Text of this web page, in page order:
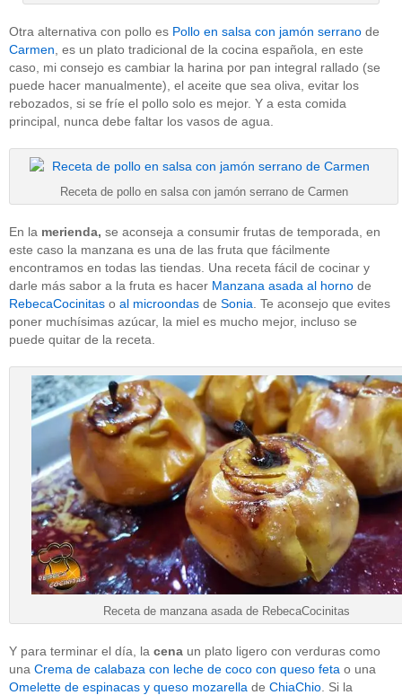
Otra alternativa con pollo es Pollo en salsa con jamón serrano de
Carmen , es un plato tradicional de la cocina española, en este
caso, mi consejo es cambiar la harina por pan integral rallado (se
puede hacer manualmente), el aceite que sea oliva, evitar los
rebozados, si se fríe el pollo solo es mejor. Y a esta comida
principal, nunca debe faltar los vasos de agua.
Receta de pollo en salsa con jamón serrano de Carmen
En la merienda, se aconseja a consumir frutas de temporada, en
este caso la manzana es una de las fruta que fácilmente
encontramos en todas las tiendas. Una receta fácil de cocinar y
darle más sabor a la fruta es hacer Manzana asada al horno de
RebecaCocinitas o al microondas de Sonia . Te aconsejo que evites
poner muchísimas azúcar, la miel es mucho mejor, incluso se
puede quitar de la receta.
Receta de manzana asada de RebecaCocinitas
Y para terminar el día, la cena un plato ligero con verduras como
una Crema de calabaza con leche de coco con queso feta o una
Omelette de espinacas y queso mozarella de ChiaChio . Si la